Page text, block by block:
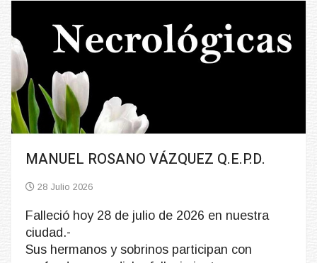
MANUEL ROSANO VÁZQUEZ Q.E.P.D.
28 Julio 2026
Falleció hoy 28 de julio de 2026 en nuestra
ciudad.-
Sus hermanos y sobrinos participan con